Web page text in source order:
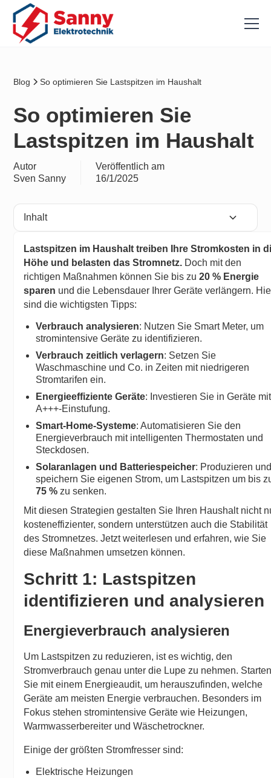
Blog So optimieren Sie Lastspitzen im Haushalt
So optimieren Sie
Lastspitzen im Haushalt
Autor
Sven Sanny
Veröffentlich am
16/1/2025
Inhalt
Lastspitzen im Haushalt treiben Ihre Stromkosten in
Höhe und belasten das Stromnetz. Doch mit den
richtigen Maßnahmen können Sie bis zu20 % Energie
sparen und die Lebensdauer Ihrer Geräte verlängern.
sind die wichtigsten Tipps:
Verbrauch analysieren: Nutzen Sie Smart Meter, um
stromintensive Geräte zu identifizieren.
Verbrauch zeitlich verlagern: Setzen Sie
Waschmaschine und Co. in Zeiten mit niedrigeren
Stromtarifen ein.
Energieeffiziente Geräte: Investieren Sie in Geräte mit
A+++-Einstufung.
Smart-Home-Systeme: Automatisieren Sie den
Energieverbrauch mit intelligenten Thermostaten und
Steckdosen.
Solaranlagen und Batteriespeicher: Produzieren
speichern Sie eigenen Strom, um Lastspitzen um bis
75 % zu senken.
Mit diesen Strategien gestalten Sie Ihren Haushalt nicht
kosteneffizienter, sondern unterstützen auch die Stabilität
des Stromnetzes. Jetzt weiterlesen und erfahren, wie Sie
diese Maßnahmen umsetzen können.
Schritt 1: Lastspitzen
identifizieren und analysieren
Energieverbrauch analysieren
Um Lastspitzen zu reduzieren, ist es wichtig, den
Stromverbrauch genau unter die Lupe zu nehmen.
Sie mit einem Energieaudit, um herauszufinden, welche
Geräte am meisten Energie verbrauchen. Besonders im
Fokus stehen stromintensive Geräte wie Heizungen,
Warmwasserbereiter und Wäschetrockner.
Einige der größten Stromfresser sind:
Elektrische Heizungen